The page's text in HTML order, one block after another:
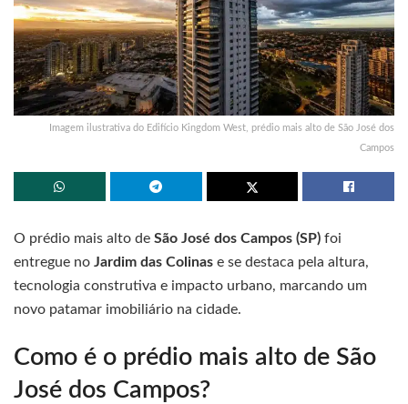
Imagem ilustrativa do Edifício Kingdom West, prédio mais alto de São José dos
Campos
O prédio mais alto de São José dos Campos (SP) foi
entregue no Jardim das Colinas e se destaca pela altura,
tecnologia construtiva e impacto urbano, marcando um
novo patamar imobiliário na cidade.
Como é o prédio mais alto de São
José dos Campos?